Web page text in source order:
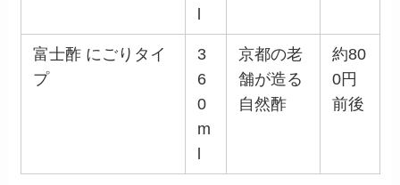
富士酢 にごりタイ
プ
3
6
0
m
京都の老
舗が造る
自然酢
約80
0円
前後